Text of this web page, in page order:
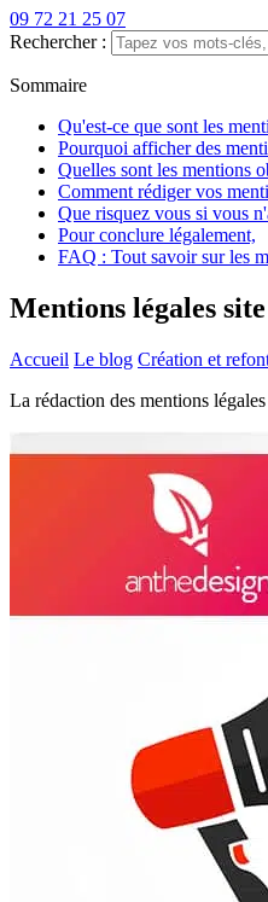
09 72 21 25 07
Rechercher :
Sommaire
Qu'est-ce que sont les
Pourquoi afficher des
Quelles sont les mentions
Comment rédiger vos
Que risquez vous si vous
Pour conclure légalement,
FAQ : Tout savoir sur les
Mentions légales
Accueil Le blog Création et
La rédaction des mentions